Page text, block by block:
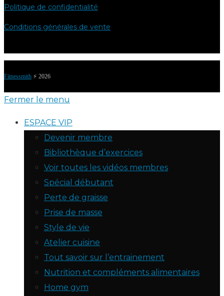
Politique de confidentialité
Conditions générales de vente
Fitnessmith ⚡️ 2026
Fermer le menu
ESPACE VIP
Devenir membre
Bibliothèque d’exercices
Voir toutes les vidéos membres
Spécial débutant
Perte de graisse
Prise de masse
Style de vie
Atelier cuisine
Tout savoir sur l’entrainement
Nutrition et compléments alimentaires
Home gym